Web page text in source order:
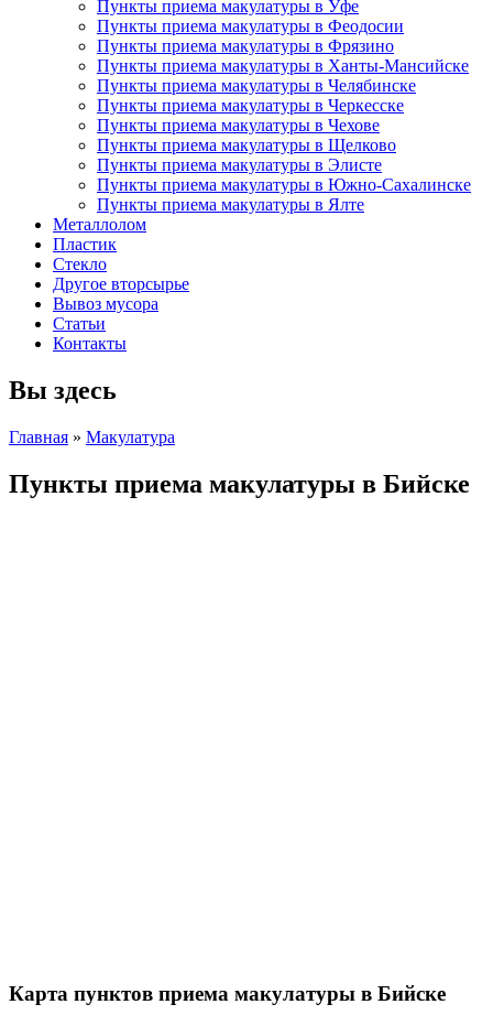
Пункты приема макулатуры в Уфе
Пункты приема макулатуры в Феодосии
Пункты приема макулатуры в Фрязино
Пункты приема макулатуры в Ханты-Мансийске
Пункты приема макулатуры в Челябинске
Пункты приема макулатуры в Черкесске
Пункты приема макулатуры в Чехове
Пункты приема макулатуры в Щелково
Пункты приема макулатуры в Элисте
Пункты приема макулатуры в Южно-Сахалинске
Пункты приема макулатуры в Ялте
Металлолом
Пластик
Стекло
Другое вторсырье
Вывоз мусора
Статьи
Контакты
Вы здесь
Главная » Макулатура
Пункты приема макулатуры в Бийске
Карта пунктов приема макулатуры в Бийске